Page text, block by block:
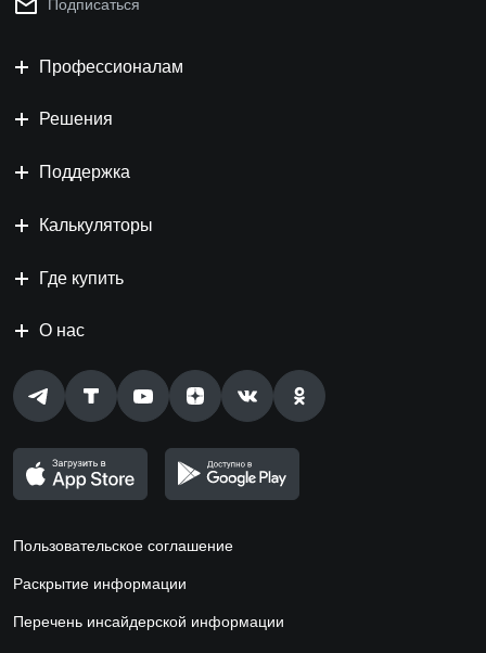
Подписаться
Профессионалам
Решения
Поддержка
Калькуляторы
Где купить
О нас
Пользовательское соглашение
Раскрытие информации
Перечень инсайдерской информации